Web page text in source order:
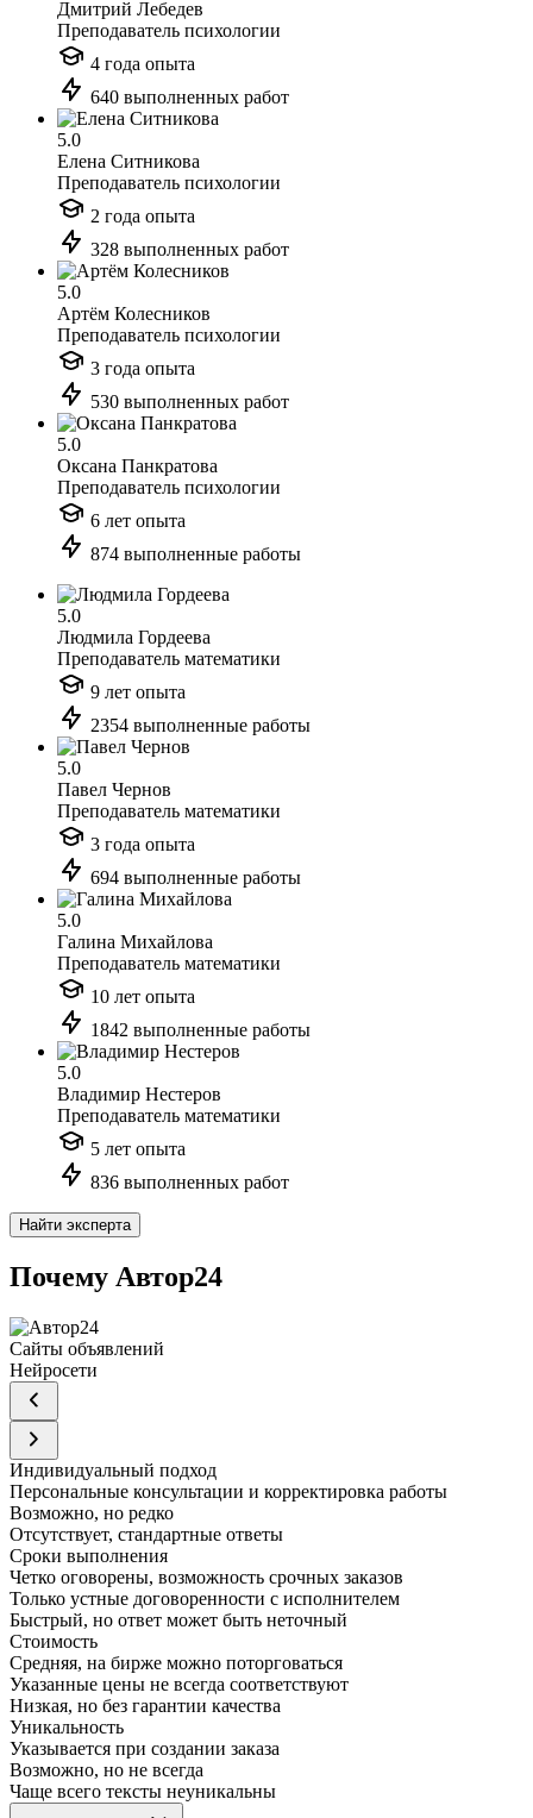
Дмитрий Лебедев
Преподаватель психологии
4 года опыта
640 выполненных работ
5.0
Елена Ситникова
Преподаватель психологии
2 года опыта
328 выполненных работ
5.0
Артём Колесников
Преподаватель психологии
3 года опыта
530 выполненных работ
5.0
Оксана Панкратова
Преподаватель психологии
6 лет опыта
874 выполненные работы
5.0
Людмила Гордеева
Преподаватель математики
9 лет опыта
2354 выполненные работы
5.0
Павел Чернов
Преподаватель математики
3 года опыта
694 выполненные работы
5.0
Галина Михайлова
Преподаватель математики
10 лет опыта
1842 выполненные работы
5.0
Владимир Нестеров
Преподаватель математики
5 лет опыта
836 выполненных работ
Найти эксперта
Почему Автор24
Сайты объявлений
Нейросети
Индивидуальный подход
Персональные консультации и корректировка работы
Возможно, но редко
Отсутствует, стандартные ответы
Сроки выполнения
Четко оговорены, возможность срочных заказов
Только устные договоренности с исполнителем
Быстрый, но ответ может быть неточный
Стоимость
Средняя, на бирже можно поторговаться
Указанные цены не всегда соответствуют
Низкая, но без гарантии качества
Уникальность
Указывается при создании заказа
Возможно, но не всегда
Чаще всего тексты неуникальны